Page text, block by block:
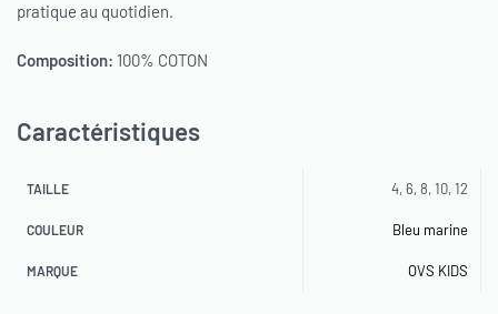
pratique au quotidien.
Composition: 100% COTON
Caractéristiques
TAILLE 4, 6, 8, 10, 12
COULEUR Bleu marine
MARQUE OVS KIDS